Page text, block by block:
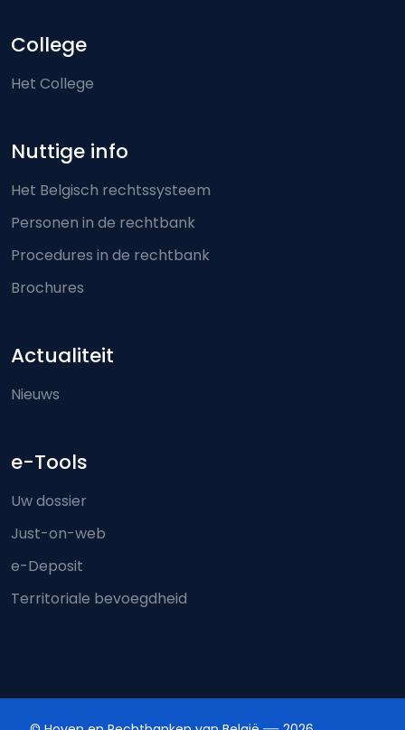
College
Het College
Nuttige info
Het Belgisch rechtssysteem
Personen in de rechtbank
Procedures in de rechtbank
Brochures
Actualiteit
Nieuws
e-Tools
Uw dossier
Just-on-web
e-Deposit
Territoriale bevoegdheid